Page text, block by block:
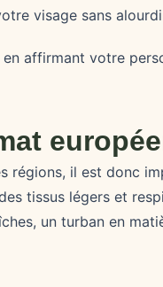
visage sans
affirmant votre
régions, il est donc
tissus légers et
un turban en